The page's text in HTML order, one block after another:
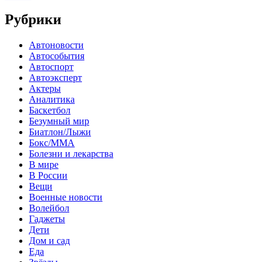
Рубрики
Автоновости
Автособытия
Автоспорт
Автоэксперт
Актеры
Аналитика
Баскетбол
Безумный мир
Биатлон/Лыжи
Бокс/MMA
Болезни и лекарства
В мире
В России
Вещи
Военные новости
Волейбол
Гаджеты
Дети
Дом и сад
Еда